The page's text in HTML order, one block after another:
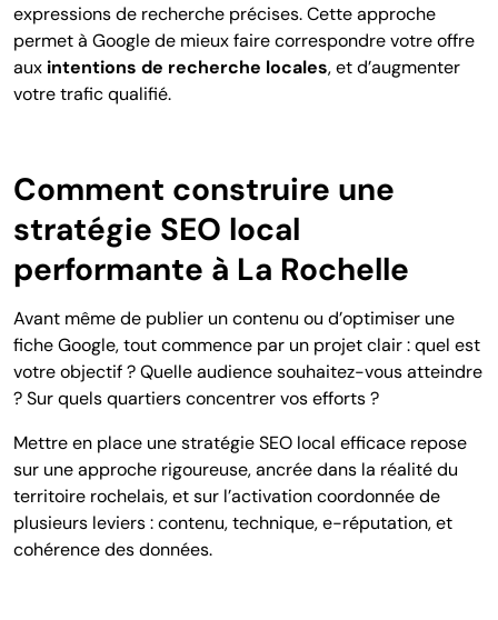
expressions de recherche précises. Cette approche
permet à Google de mieux faire correspondre votre offre
aux intentions de recherche locales, et d’augmenter
votre trafic qualifié.
Comment construire une
stratégie SEO local
performante à La Rochelle
Avant même de publier un contenu ou d’optimiser une
fiche Google, tout commence par un projet clair : quel est
votre objectif ? Quelle audience souhaitez-vous atteindre
? Sur quels quartiers concentrer vos efforts ?
Mettre en place une stratégie SEO local efficace repose
sur une approche rigoureuse, ancrée dans la réalité du
territoire rochelais, et sur l’activation coordonnée de
plusieurs leviers : contenu, technique, e-réputation, et
cohérence des données.